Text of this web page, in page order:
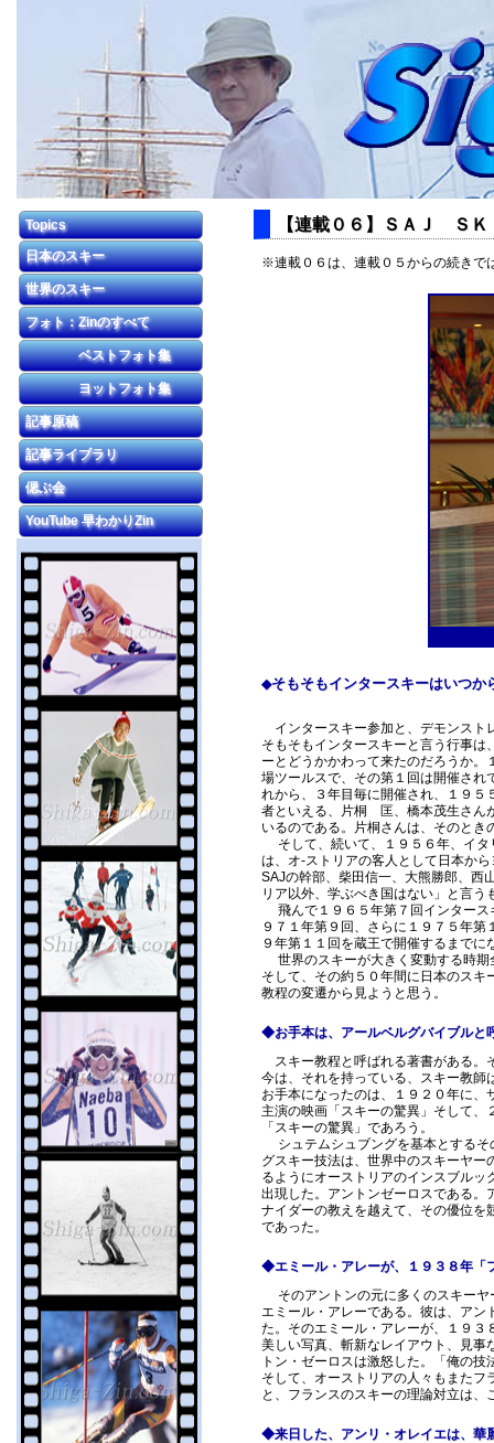
【連載０６】ＳＡＪ Ｓ
※連載０６は、連載０５からの続きで
◆そもそもインタースキーはいつか
インタースキー参加と、デモンスト
そもそもインタースキーと言う行事
ーとどうかかわって来たのだろうか
場ツールスで、その第１回は開催され
れから、３年目毎に開催され、１９５
者といえる、片桐 匡、橋本茂生さん
いるのである。片桐さんは、そのと
そして、続いて、１９５６年、イタ
は、オ-ストリアの客人として日本か
SAJの幹部、柴田信一、大熊勝郎、
リア以外、学ぶべき国はない」と言う
飛んで１９６５年第７回インタース
９７１年第９回、さらに１９７５年
９年第１１回を蔵王で開催するまでに
世界のスキーが大きく変動する時期
そして、その約５０年間に日本のス
教程の変遷から見ようと思う。
◆お手本は、アールベルグバイブルと
スキー教程と呼ばれる著書がある。
今は、それを持っている、スキー教師
お手本になったのは、１９２０年に
主演の映画「スキーの驚異」そして
「スキーの驚異」であろう。
シュテムシュブングを基本とするそ
グスキー技法は、世界中のスキーヤ
るようにオーストリアのインスブル
出現した。アントンゼーロスである。
ナイダーの教えを越えて、その優位を
であった。
◆エミール・アレーが、１９３８年「
そのアントンの元に多くのスキーヤ
エミール・アレーである。彼は、アン
た。そのエミール・アレーが、１９３
美しい写真、斬新なレイアウト、見事
トン・ゼーロスは激怒した。「俺の
そして、オーストリアの人々もまた
と、フランスのスキーの理論対立は、
◆来日した、アンリ・オレイエは、華
Topics
日本のスキー
世界のスキー
フォト：Zinのすべて
ベストフォト集
ヨットフォト集
記事原稿
記事ライブラリ
偲ぶ会
YouTube 早わかりZin